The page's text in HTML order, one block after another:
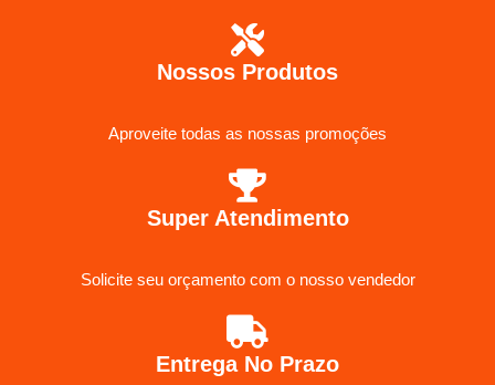
Nossos Produtos
Aproveite todas as nossas promoções
Super Atendimento
Solicite seu orçamento com o nosso vendedor
Entrega No Prazo